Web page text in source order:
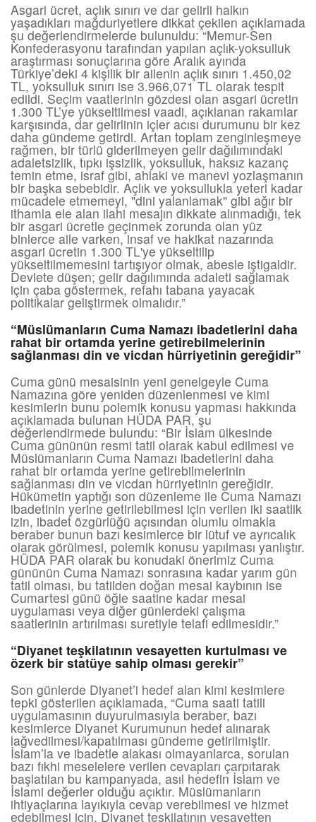
Asgari ücret, açlık sınırı ve dar gelirli halkın
yaşadıkları mağduriyetlere dikkat çekilen açıklamada
şu değerlendirmelerde bulunuldu: “Memur-Sen
Konfederasyonu tarafından yapılan açlık-yoksulluk
araştırması sonuçlarına göre Aralık ayında
Türkiye’deki 4 kişilik bir ailenin açlık sınırı 1.450,02
TL, yoksulluk sınırı ise 3.966,071 TL olarak tespit
edildi. Seçim vaatlerinin gözdesi olan asgari ücretin
1.300 TL’ye yükseltilmesi vaadi, açıklanan rakamlar
karşısında, dar gelirlinin içler acısı durumunu bir kez
daha gündeme getirdi. Artan toplam zenginleşmeye
rağmen, bir türlü giderilmeyen gelir dağılımındaki
adaletsizlik, tıpkı işsizlik, yoksulluk, haksız kazanç
temin etme, israf gibi, ahlaki ve manevi yozlaşmanın
bir başka sebebidir. Açlık ve yoksullukla yeteri kadar
mücadele etmemeyi, "dini yalanlamak" gibi ağır bir
ithamla ele alan ilahi mesajın dikkate alınmadığı, tek
bir asgari ücretle geçinmek zorunda olan yüz
binlerce aile varken, insaf ve hakikat nazarında
asgari ücretin 1.300 TL'ye yükseltilip
yükseltilmemesini tartışıyor olmak, abesle iştigaldir.
Devlete düşen; gelir dağılımında adaleti sağlamak
için çaba göstermek, refahı tabana yayacak
politikalar geliştirmek olmalıdır.”
“Müslümanların Cuma Namazı ibadetlerini daha
rahat bir ortamda yerine getirebilmelerinin
sağlanması din ve vicdan hürriyetinin gereğidir”
Cuma günü mesaisinin yeni genelgeyle Cuma
Namazına göre yeniden düzenlenmesi ve kimi
kesimlerin bunu polemik konusu yapması hakkında
açıklamada bulunan HÜDA PAR, şu
değerlendirmede bulundu: “Bir İslam ülkesinde
Cuma gününün resmi tatil olarak kabul edilmesi ve
Müslümanların Cuma Namazı ibadetlerini daha
rahat bir ortamda yerine getirebilmelerinin
sağlanması din ve vicdan hürriyetinin gereğidir.
Hükümetin yaptığı son düzenleme ile Cuma Namazı
ibadetinin yerine getirilebilmesi için verilen iki saatlik
izin, ibadet özgürlüğü açısından olumlu olmakla
beraber bunun bazı kesimlerce bir lütuf ve ayrıcalık
olarak görülmesi, polemik konusu yapılması yanlıştır.
HÜDA PAR olarak bu konudaki önerimiz Cuma
gününün Cuma Namazı sonrasına kadar yarım gün
tatil olması, bu tatilden doğan mesai kaybının ise
Cumartesi günü öğle saatine kadar mesai
uygulaması veya diğer günlerdeki çalışma
saatlerinin artırılması suretiyle telafi edilmesidir.”
“Diyanet teşkilatının vesayetten kurtulması ve
özerk bir statüye sahip olması gerekir”
Son günlerde Diyanet’i hedef alan kimi kesimlere
tepki gösterilen açıklamada, “Cuma saati tatili
uygulamasının duyurulmasıyla beraber, bazı
kesimlerce Diyanet Kurumunun hedef alınarak
lağvedilmesi/kapatılması gündeme getirilmiştir.
İslam’la ve ibadetle alakası olmayanlarca, sorulan
bazı fıkhi meselelere verilen cevapları çarpıtarak
başlatılan bu kampanyada, asıl hedefin İslam ve
İslami değerler olduğu açıktır. Müslümanların
ihtiyaçlarına layıkıyla cevap verebilmesi ve hizmet
edebilmesi için, Diyanet teşkilatının vesayetten